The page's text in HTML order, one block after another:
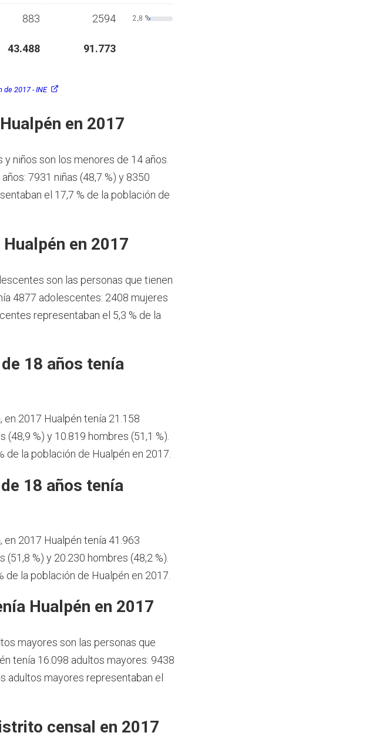
883 2594 2,8 %
43.488 91.773
de 2017 - INE
en 2017
y niños son los menores de 14 años.
7931 niñas (48,7 %) y 8350
el 17,7 % de la población de
en 2017
son las personas que tienen
4877 adolescentes: 2408 mujeres
representaban el 5,3 % de la
18 años tenía
2017 Hualpén tenía 21.158
%) y 10.819 hombres (51,1 %).
de la población de Hualpén en 2017.
18 años tenía
2017 Hualpén tenía 41.963
%) y 20.230 hombres (48,2 %).
la población de Hualpén en 2017.
Hualpén en 2017
mayores son las personas que
tenía 16.098 adultos mayores: 9438
adultos mayores representaban el
censal en 2017